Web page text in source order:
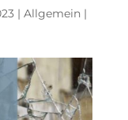
| Allgemein|